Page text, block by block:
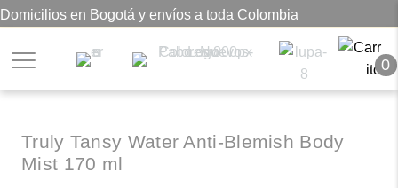
Domicilios en Bogotá y envíos a toda Colombia
0
Truly Tansy Water Anti-Blemish Body
Mist 170 ml